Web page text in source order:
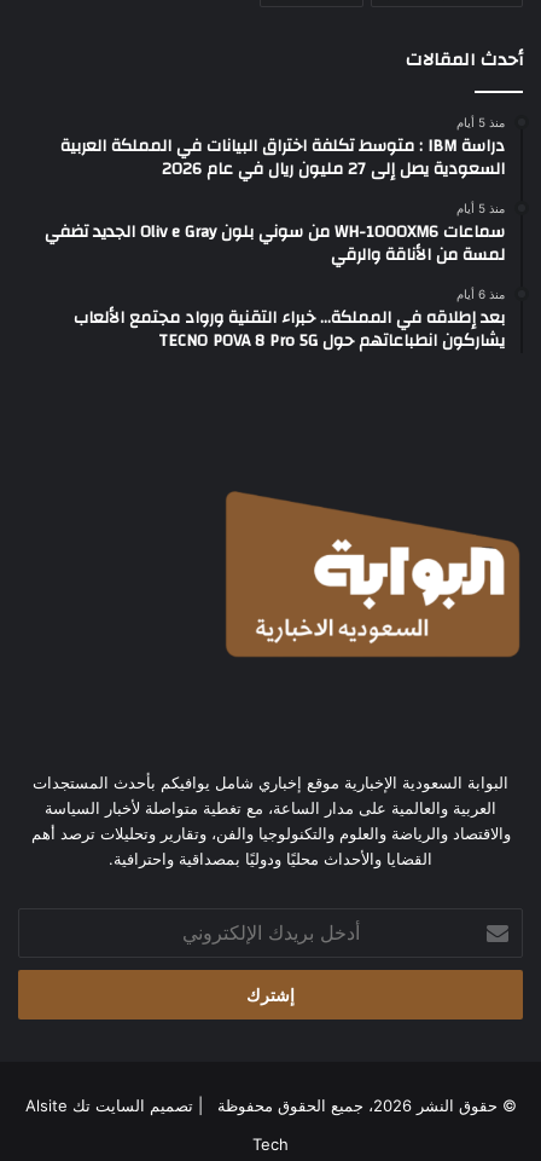
أحدث المقالات
منذ 5 أيام
دراسة IBM : متوسط تكلفة اختراق البيانات في المملكة العربية
السعودية يصل إلى 27 مليون ريال في عام 2026
منذ 5 أيام
سماعات WH-1000XM6 من سوني بلون Oliv e Gray الجديد تضفي
لمسة من الأناقة والرقي
منذ 6 أيام
بعد إطلاقه في المملكة… خبراء التقنية ورواد مجتمع الألعاب
يشاركون انطباعاتهم حول TECNO POVA 8 Pro 5G
البوابة السعودية الإخبارية موقع إخباري شامل يوافيكم بأحدث المستجدات
العربية والعالمية على مدار الساعة، مع تغطية متواصلة لأخبار السياسة
والاقتصاد والرياضة والعلوم والتكنولوجيا والفن، وتقارير وتحليلات ترصد أهم
القضايا والأحداث محليًا ودوليًا بمصداقية واحترافية.
بريدك
الإلكتروني
© حقوق النشر 2026، جميع الحقوق محفوظة | تصميم
السايت تك Alsite
Tech